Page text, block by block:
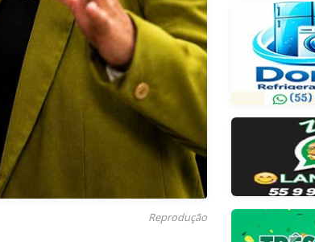
Reprodução